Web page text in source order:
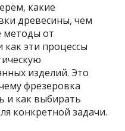
какие
древесины, чем
методы от
как эти процессы
изделий. Это
фрезеровка
и как выбирать
конкретной задачи.